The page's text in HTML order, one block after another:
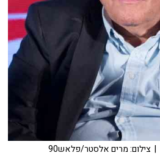
| צילום: מרים אלסטר/פלאש90